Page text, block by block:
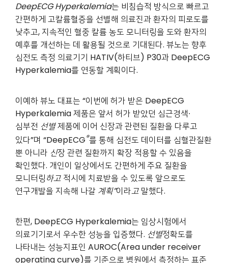
DeepECGHyperkalemia는 비침습적 방식으로 빠르고
간편하게 고칼륨혈증을 선별해 의료진과 환자의 피로도를
낮추고, 지속적인 혈중 칼륨 농도 모니터링을 도와 환자의
예후를 개선하는 데 활용될 것으로 기대된다. 뷰노는 향후
심전도 측정 의료기기 HATIV(하티브) P30과 DeepECG
Hyperkalemia를 연동할 계획이다.
이예하 뷰노 대표는 “이번에 허가 받은 DeepECG
Hyperkalemia 제품은 앞서 허가 받았던 심근경색∙
심부전 선별제품에 이어 신장과 관련된 질환을 다루고
있다”며 “DeepECG®를 통해 심전도 데이터를 심혈관질환
뿐 아니라 신장 관련 질환까지 확장 적용할 수 있음을
확인했다. 개인이 일상에서도 간편하게 주요 질환을
모니터링하고 적시에 치료받을 수 있도록 앞으로도
연구개발을 지속해 나갈 계획”이라고 말했다.
한편, DeepECG Hyperkalemia는 임상시험에서
의료기기로서 우수한 성능을 입증했다. 선별정확도를
나타내는 성능지표인 AUROC(Area under receiver
operating curve)를 기준으로 병원에서 측정하는 표준